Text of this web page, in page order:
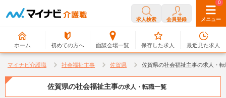
求人検索 会員登録 メニュー
ホーム 初めての方へ 面談会場一覧
0
保存した求人
0
最近見た求人
マイナビ介護職 社会福祉主事 佐賀県 佐賀県の社会福祉主事の求人・
佐賀県の社会福祉主事の求人・転職一覧